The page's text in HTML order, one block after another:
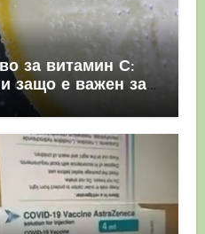
за витамин С:
защо е важен за